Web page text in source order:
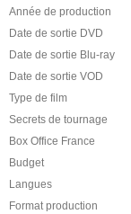
Année de production
Date de sortie DVD
Date de sortie Blu-ray
Date de sortie VOD
Type de film
Secrets de tournage
Box Office France
Budget
Langues
Format production